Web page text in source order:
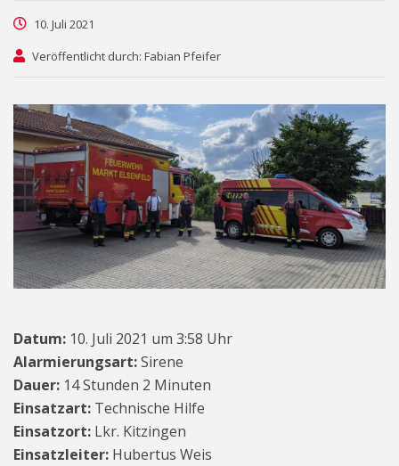
10. Juli 2021
Veröffentlicht durch: Fabian Pfeifer
Datum: 10. Juli 2021 um 3:58 Uhr
Alarmierungsart:Sirene
Dauer: 14 Stunden 2 Minuten
Einsatzart: Technische Hilfe
Einsatzort: Lkr. Kitzingen
Einsatzleiter: Hubertus Weis